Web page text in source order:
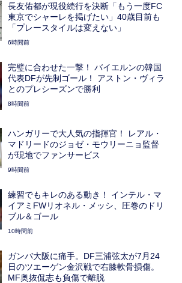
長友佑都が現役続行を決断「もう一度FC
東京でシャーレを掲げたい」40歳目前も
「プレースタイルは変えない」
6時間前
完璧に合わせた一撃！ バイエルンの韓国
代表DFが先制ゴール！ アストン・ヴィラ
とのプレシーズンで勝利
8時間前
ハンガリーで大人気の指揮官！ レアル・
マドリードのジョゼ・モウリーニョ監督
が現地でファンサービス
9時間前
練習でもキレのある動き！ インテル・マ
イアミFWリオネル・メッシ、圧巻のドリ
ブル＆ゴール
10時間前
ガンバ大阪に痛手。DF三浦弦太が7月24
日のツエーゲン金沢戦で右膝軟骨損傷。
MF奥抜侃志も負傷で離脱